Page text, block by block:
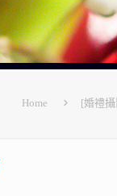
Home [婚禮